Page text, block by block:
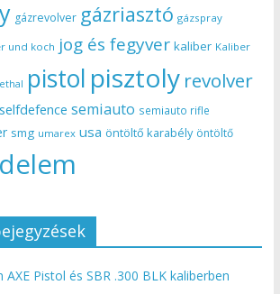
gázrevolver gázriasztó gázspray
und koch jog és fegyver kaliber Kaliber
pistol pisztoly revolver
selfdefence semiauto semiauto rifle
smg umarex usa öntöltő karabély öntöltő
Pistol és SBR .300 BLK kaliberben